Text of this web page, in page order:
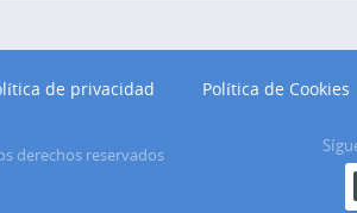
de privacidad Política de Cookies
derechos reservados